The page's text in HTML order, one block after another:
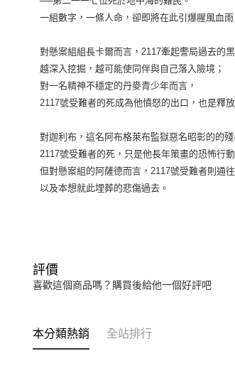
一組數字，一條人命，卻即將在此引爆腥風血雨
對懸案組組長卡爾而言，2117牽起警局過去的黑
越深入挖掘，越可能使同伴與自己落入險境；
對一名精神不穩定的丹麥青少年而言，
2117號受難者的死成為他憤怒的出口，也是釋
對迦利布，這名阿布格萊布監獄惡名昭彰的的殘
2117號受難者的死，只是他長年策畫的恐怖行動
但對懸案組的阿薩德而言，2117號受難者則通
以及本想就此埋葬的悲傷過去。
評價
喜歡這個商品嗎？購買後給他一個好評吧
本分類熱銷 全站排行